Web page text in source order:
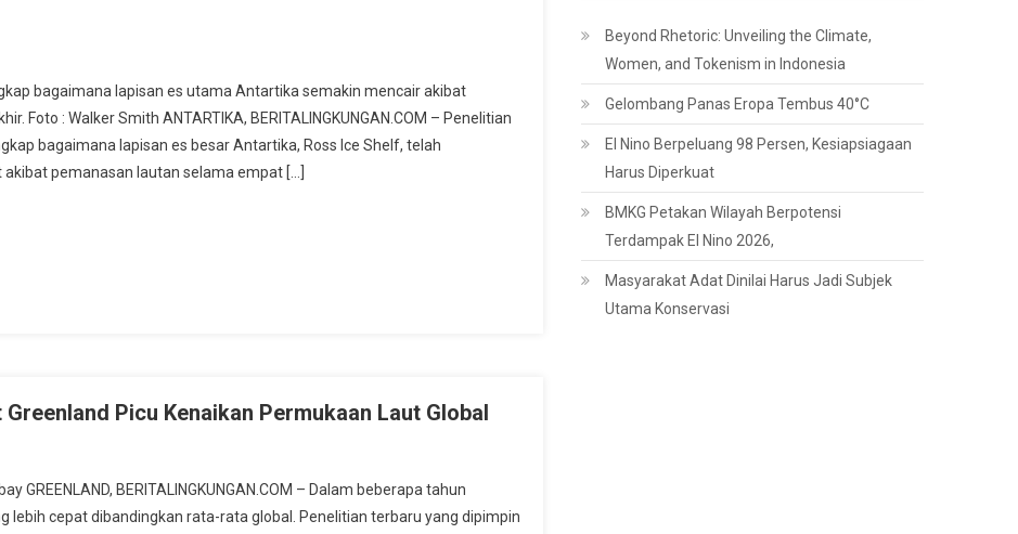
bagaimana lapisan es utama Antartika semakin mencair akibat
Foto : Walker Smith ANTARTIKA, BERITALINGKUNGAN.COM – Penelitian
bagaimana lapisan es besar Antartika, Ross Ice Shelf, telah
pemanasan lautan selama empat […]
Picu Kenaikan Permukaan Laut Global
GREENLAND, BERITALINGKUNGAN.COM – Dalam beberapa tahun
lebih cepat dibandingkan rata-rata global. Penelitian terbaru yang dipimpin
Beyond Rhetoric: Unveiling the Climate,
Women, and Tokenism in Indonesia
Gelombang Panas Eropa Tembus 40°C
El Nino Berpeluang 98 Persen, Kesiapsiagaan
Harus Diperkuat
BMKG Petakan Wilayah Berpotensi
Terdampak El Nino 2026,
Masyarakat Adat Dinilai Harus Jadi Subjek
Utama Konservasi